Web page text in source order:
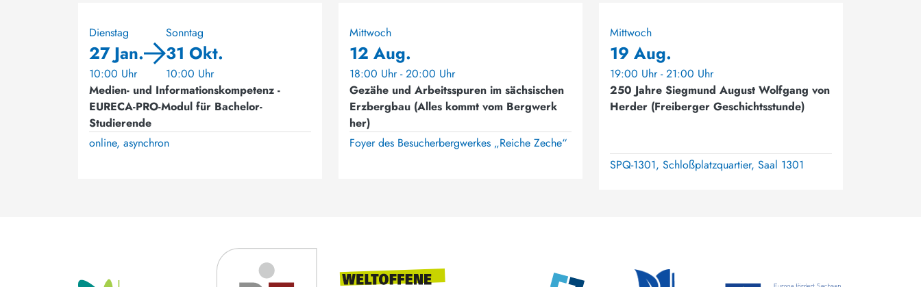
Dienstag
27 Jan.
10:00 Uhr
Sonntag
31 Okt.
10:00 Uhr
Medien- und Informationskompetenz -
EURECA-PRO-Modul für Bachelor-
Studierende
online, asynchron
Mittwoch
12 Aug.
18:00 Uhr - 20:00 Uhr
Gezähe und Arbeitsspuren im sächsischen
Erzbergbau (Alles kommt vom Bergwerk
her)
Foyer des Besucherbergwerkes „Reiche Zeche“
Mittwoch
19 Aug.
19:00 Uhr - 21:00 Uhr
250 Jahre Siegmund August Wolfgang von
Herder (Freiberger Geschichtsstunde)
SPQ-1301, Schloßplatzquartier, Saal 1301